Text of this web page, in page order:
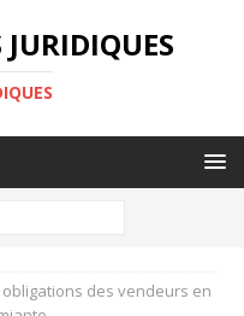
obligations des vendeurs en